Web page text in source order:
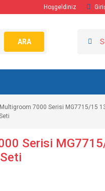
Hoşgeldiniz
ARA
7000 Serisi MG7715/15
Serisi